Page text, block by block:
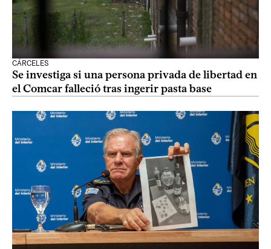
CÁRCELES
Se investiga si una persona privada de libertad en
el Comcar falleció tras ingerir pasta base